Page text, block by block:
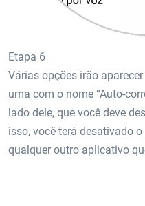
Etapa 6
Várias opções irão
uma com o nome “Auto-
lado dele, que você deve
isso, você terá desativado
qualquer outro aplicativo